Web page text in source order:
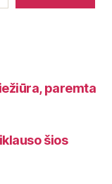
paremta
šios